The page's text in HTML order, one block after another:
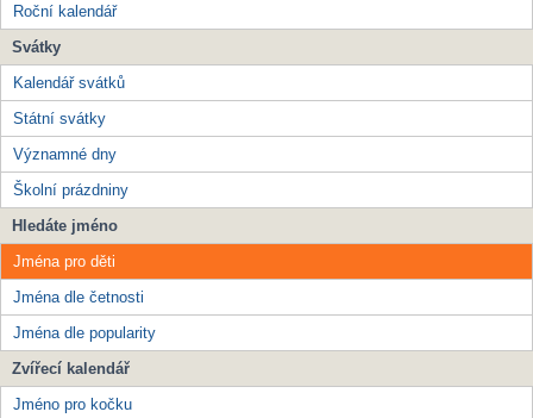
Roční kalendář
Svátky
Kalendář svátků
Státní svátky
Významné dny
Školní prázdniny
Hledáte jméno
Jména pro děti
Jména dle četnosti
Jména dle popularity
Zvířecí kalendář
Jméno pro kočku